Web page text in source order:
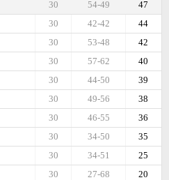
47
54-49
30
44
42-42
30
42
53-48
30
40
57-62
30
39
44-50
30
38
49-56
30
36
46-55
30
35
34-50
30
25
34-51
30
20
27-68
30